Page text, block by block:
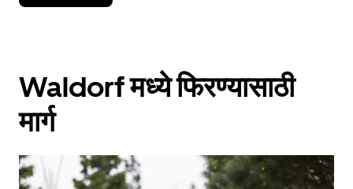
Waldorf मध्ये फिरण्यासाठी
मार्ग